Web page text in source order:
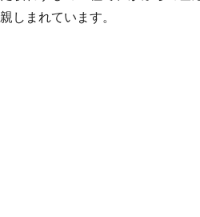
しまれています。